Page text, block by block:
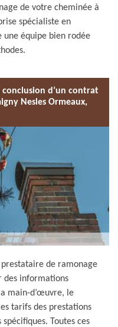
de votre cheminée à
spécialiste en
une équipe bien rodée
d’un contrat
Nesles Ormeaux,
de ramonage
des informations
main-d’œuvre, le
tarifs des prestations
Toutes ces